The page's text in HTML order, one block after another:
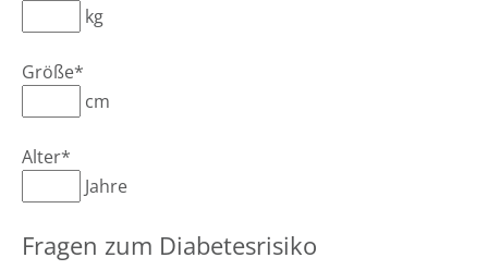
kg
Größe*
cm
Alter*
Jahre
Fragen zum Diabetesrisiko